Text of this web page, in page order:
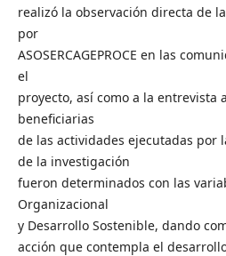
realizó la observación directa de
por
ASOSERCAGEPROCE en las
el
proyecto, así como a la entrevista
beneficiarias
de las actividades ejecutadas por
de la investigación
fueron determinados con las
Organizacional
y Desarrollo Sostenible, dando
acción que contempla el